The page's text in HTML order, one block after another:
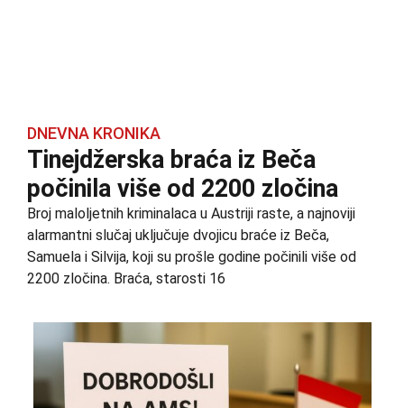
DNEVNA KRONIKA
Tinejdžerska braća iz Beča
počinila više od 2200 zločina
Broj maloljetnih kriminalaca u Austriji raste, a najnoviji
alarmantni slučaj uključuje dvojicu braće iz Beča,
Samuela i Silvija, koji su prošle godine počinili više od
2200 zločina. Braća, starosti 16